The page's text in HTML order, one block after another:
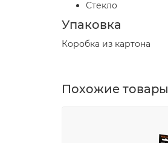
Стекло
Упаковка
Коробка из картона
Похожие товары